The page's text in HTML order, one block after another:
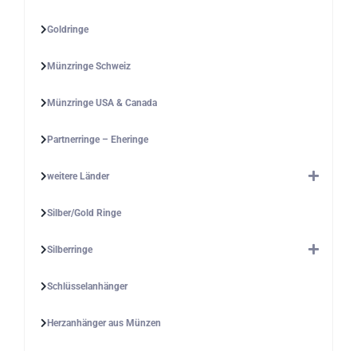
Goldringe
Münzringe Schweiz
Münzringe USA & Canada
Partnerringe – Eheringe
weitere Länder
Silber/Gold Ringe
Silberringe
Schlüsselanhänger
Herzanhänger aus Münzen